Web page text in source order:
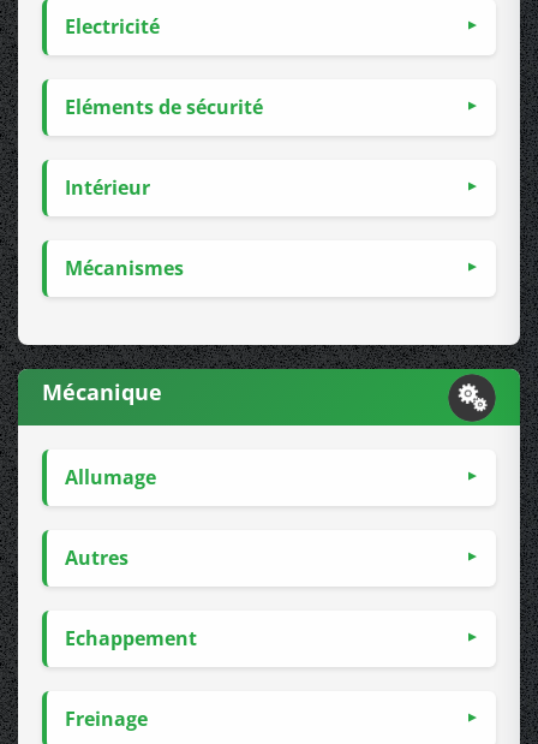
Electricité
Eléments de sécurité
Intérieur
Mécanismes
Mécanique
Allumage
Autres
Echappement
Freinage